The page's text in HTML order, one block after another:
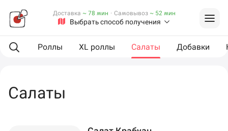
Выбрать способ получения
Доставка ~ 78 мин · Самовывоз ~ 52 мин
Роллы XL роллы Салаты Добавки
Салаты